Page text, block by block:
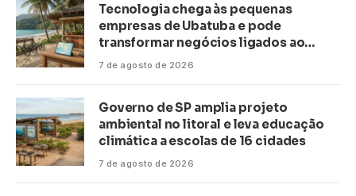
Tecnologia chega às pequenas
empresas de Ubatuba e pode
transformar negócios ligados ao
turismo no litoral
7 de agosto de 2026
Governo de SP amplia projeto
ambiental no litoral e leva educação
climática a escolas de 16 cidades
7 de agosto de 2026